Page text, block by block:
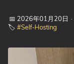
分类
📅 2026年01月20日 ·
🏷️ #Self-Hosting